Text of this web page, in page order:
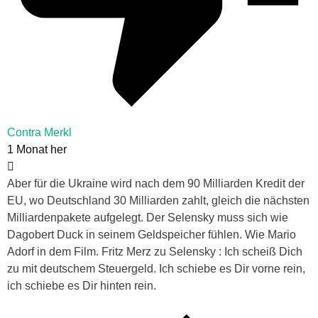
Contra Merkl
1 Monat her
Aber für die Ukraine wird nach dem 90 Milliarden Kredit der
EU, wo Deutschland 30 Milliarden zahlt, gleich die nächsten
Milliardenpakete aufgelegt. Der Selensky muss sich wie
Dagobert Duck in seinem Geldspeicher fühlen. Wie Mario
Adorf in dem Film. Fritz Merz zu Selensky : Ich scheiß Dich
zu mit deutschem Steuergeld. Ich schiebe es Dir vorne rein,
ich schiebe es Dir hinten rein.